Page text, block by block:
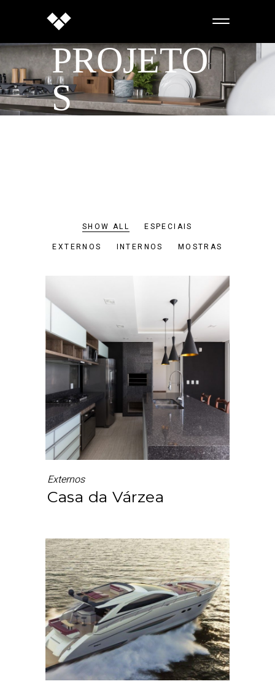
PROJETO
S
SHOW ALL
ESPECIAIS
EXTERNOS
INTERNOS MOSTRAS
Externos
Casa da Várzea